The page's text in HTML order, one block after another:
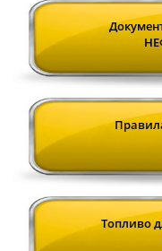
Топливо